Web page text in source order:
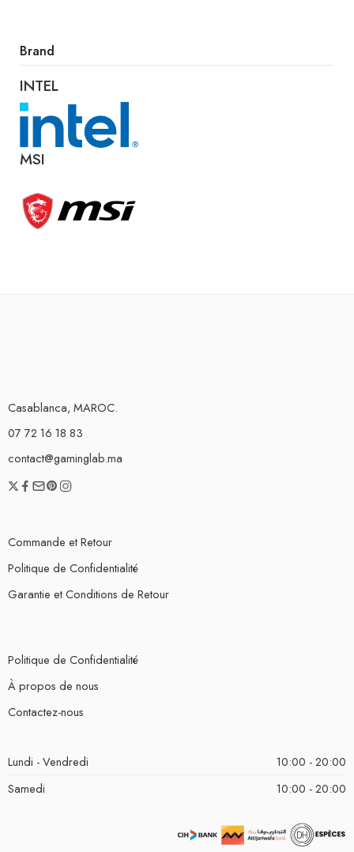
Brand
INTEL
MSI
Casablanca, MAROC.
07 72 16 18 83
contact@gaminglab.ma
Commande et Retour
Politique de Confidentialité
Garantie et Conditions de Retour
Politique de Confidentialité
À propos de nous
Contactez-nous
Lundi - Vendredi
10:00 - 20:00
Samedi
10:00 - 20:00